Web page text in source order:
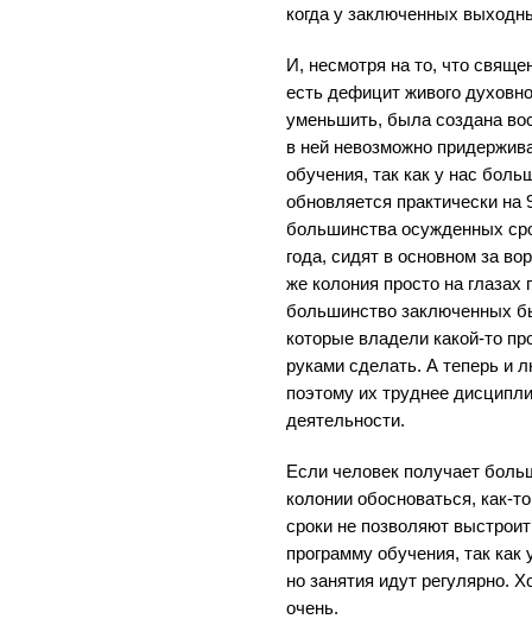
когда у заключенных
И, несмотря на то, что
есть дефицит живого
уменьшить, была создана
в ней невозможно
обучения, так как у нас
обновляется практически
большинства осужденных
года, сидят в основном за
же колония просто на
большинство заключенных
которые владели какой-то
руками сделать. А теперь и
поэтому их труднее
деятельности.
Если человек получает
колонии обосноваться, как-
сроки не позволяют
программу обучения, так
но занятия идут регулярно.
очень.